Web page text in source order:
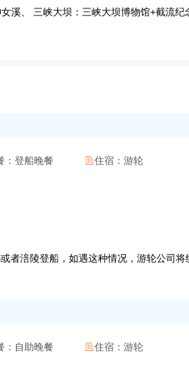
溪、 三峡大坝：三峡大坝博物馆+截流纪
： 登船晚餐 住宿： 游轮
者涪陵登船，如遇这种情况，游轮公司
： 自助晚餐 住宿： 游轮